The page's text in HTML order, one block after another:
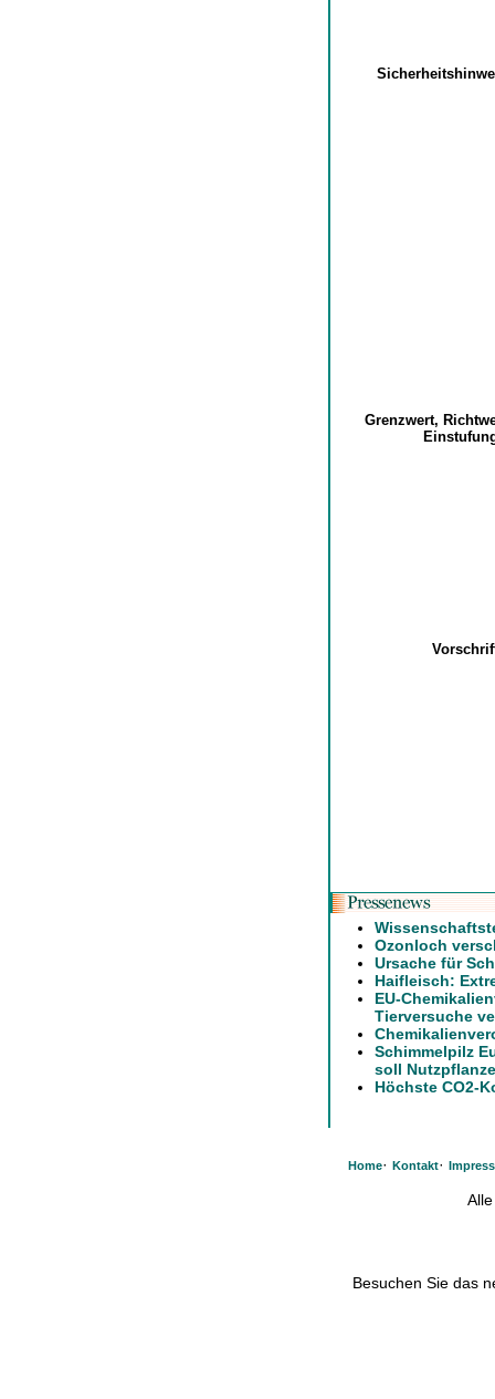
Grenzwert,
Ozonloch
Ursache für
Haifleisch:
EU-
Tierversuche
Schimmelpilz
soll
Höchste CO2-
Home· Kontakt·
Besuchen Sie das